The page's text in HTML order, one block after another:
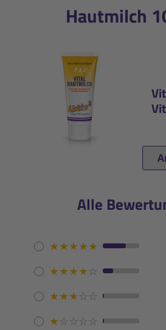
Hautmilch
Alle
★★★★★
★★★★☆
★★★☆☆
★☆☆☆☆